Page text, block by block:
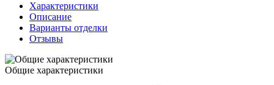
Характеристики
Описание
Варианты отделки
Отзывы
Общие характеристики